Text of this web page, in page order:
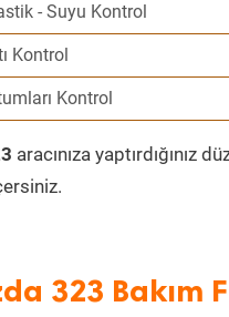
- Suyu Kontrol
Kontrol
Kontrol
aracınıza yaptırdığınız
323 Bakım